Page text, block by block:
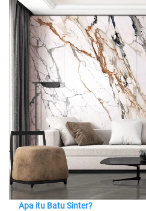
Apa itu Batu Sinter?